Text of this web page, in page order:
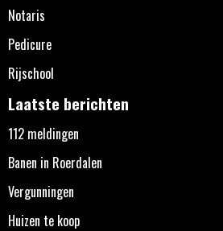
Notaris
Pedicure
Rijschool
Laatste berichten
112 meldingen
Banen in Roerdalen
Vergunningen
Huizen te koop